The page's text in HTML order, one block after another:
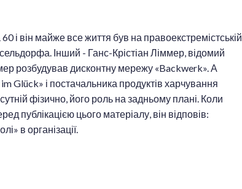
і він майже все життя був на правоекстремістській
Інший - Ганс-Крістіан Ліммер, відомий
розбудував дисконтну мережу «Backwerk». А
Glück» і постачальника продуктів харчування
фізично, його роль на задньому плані. Коли
публікацією цього матеріалу, він відповів:
в організації.